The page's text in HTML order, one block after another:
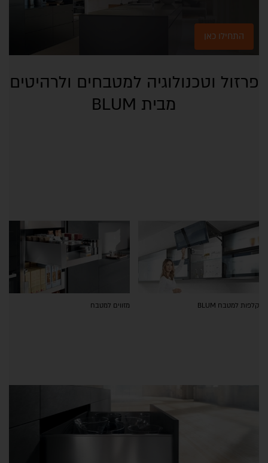
התחילו כאן
פרזול וטכנולוגיה למטבחים ולרהיטים
מבית BLUM
קלפות למטבח BLUM מזווים למטבח